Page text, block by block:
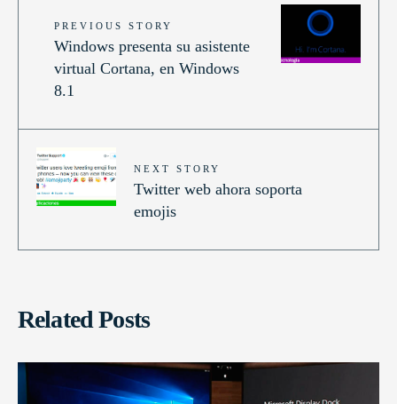
PREVIOUS STORY
Windows presenta su asistente
virtual Cortana, en Windows
8.1
NEXT STORY
Twitter web ahora soporta
emojis
Related Posts